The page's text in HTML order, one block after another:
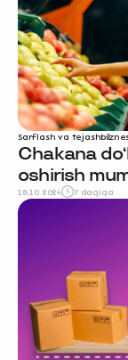
Sarflash va tejash
Chakana
oshirish
18.10.2024 7 daqiqa